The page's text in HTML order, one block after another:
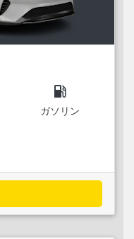
local_gas_station
ガソリン